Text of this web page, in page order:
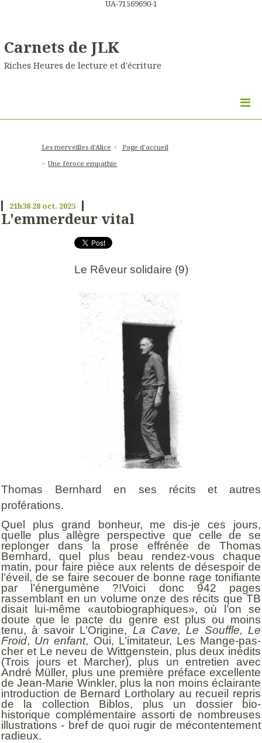
UA-71569690-1
Carnets de JLK
Riches Heures de lecture et d'écriture
Les merveilles d'Alice
Page d'accueil
Une féroce empathie
21h38 28 oct. 2025
L'emmerdeur vital
Le Rêveur solidaire (9)
Thomas Bernhard en ses récits et autres
proférations.
Quel plus grand bonheur, me dis-je ces jours,
quelle plus allègre perspective que celle de se
replonger dans la prose effrénée de Thomas
Bernhard, quel plus beau rendez-vous chaque
matin, pour faire pièce aux relents de désespoir de
l’éveil, de se faire secouer de bonne rage tonifiante
par l’énergumène ?!Voici donc 942 pages
rassemblant en un volume onze des récits que TB
disait lui-même «autobiographiques», où l’on se
doute que le pacte du genre est plus ou moins
tenu, à savoir L’Origine, La Cave, Le Souffle, Le
Froid, Un enfant, Oui, L’imitateur, Les Mange-pas-
cher et Le neveu de Wittgenstein, plus deux inédits
(Trois jours et Marcher), plus un entretien avec
André Müller, plus une première préface excellente
de Jean-Marie Winkler, plus la non moins éclairante
introduction de Bernard Lortholary au recueil repris
de la collection Biblos, plus un dossier bio-
historique complémentaire assorti de nombreuses
illustrations - bref de quoi rugir de mécontentement
radieux.